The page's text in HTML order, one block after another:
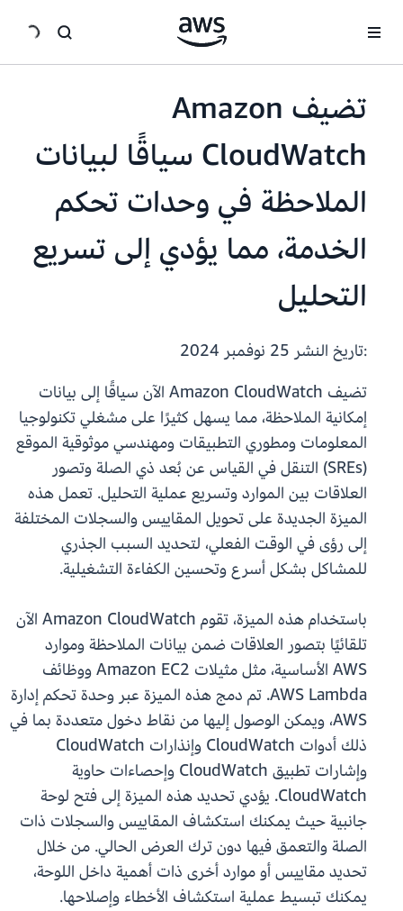
تضيف Amazon
CloudWatch سياقًا لبيانات
الملاحظة في وحدات تحكم
الخدمة، مما يؤدي إلى تسريع
التحليل
:تاريخ النشر
تضيف Amazon CloudWatch الآن سياقًا إلى بيانات
إمكانية الملاحظة، مما يسهل كثيرًا على مشغلي تكنولوجيا
المعلومات ومطوري التطبيقات ومهندسي موثوقية الموقع
(SREs) التنقل في القياس عن بُعد ذي الصلة وتصور
العلاقات بين الموارد وتسريع عملية التحليل. تعمل هذه
الميزة الجديدة على تحويل المقاييس والسجلات المختلفة
إلى رؤى في الوقت الفعلي، لتحديد السبب الجذري
للمشاكل بشكل أسرع وتحسين الكفاءة التشغيلية.
باستخدام هذه الميزة، تقوم Amazon CloudWatch الآن
تلقائيًا بتصور العلاقات ضمن بيانات الملاحظة وموارد
AWS الأساسية، مثل مثيلات Amazon EC2 ووظائف
AWS Lambda. تم دمج هذه الميزة عبر وحدة تحكم إدارة
AWS، ويمكن الوصول إليها من نقاط دخول متعددة بما في
ذلك أدوات CloudWatch وإنذارات CloudWatch
وإشارات تطبيق CloudWatch وإحصاءات حاوية
CloudWatch. يؤدي تحديد هذه الميزة إلى فتح لوحة
جانبية حيث يمكنك استكشاف المقاييس والسجلات ذات
الصلة والتعمق فيها دون ترك العرض الحالي. من خلال
تحديد مقاييس أو موارد أخرى ذات أهمية داخل اللوحة،
يمكنك تبسيط عملية استكشاف الأخطاء وإصلاحها.